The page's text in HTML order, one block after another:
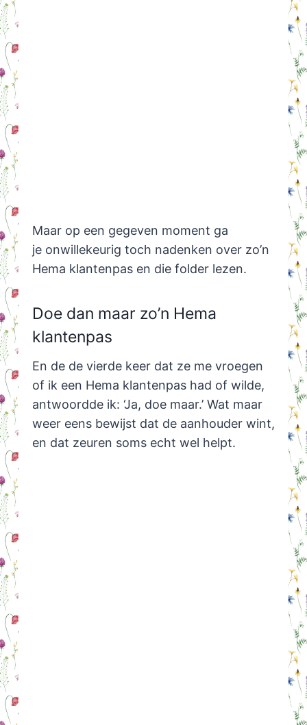
Maar op een gegeven moment ga
je onwillekeurig toch nadenken over zo’n
Hema klantenpas en die folder lezen.
Doe dan maar zo’n Hema
klantenpas
En de de vierde keer dat ze me vroegen
of ik een Hema klantenpas had of wilde,
antwoordde ik: ‘Ja, doe maar.’ Wat maar
weer eens bewijst dat de aanhouder wint,
en dat zeuren soms echt wel helpt.